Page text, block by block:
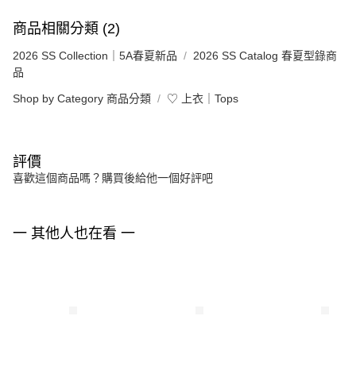
商品相關分類 (2)
2026 SS Collection｜5A春夏新品
2026 SS Catalog 春夏型錄商
品
Shop by Category 商品分類 ♡ 上衣｜Tops
評價
喜歡這個商品嗎？購買後給他一個好評吧
一 其他人也在看 一